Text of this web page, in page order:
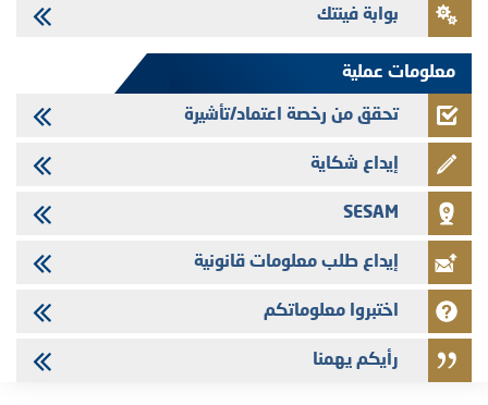
Jaida - التحيين السنوي لملف المعلومات المتعلق ببرنامج إصدار سندات
بوابة فينتك
معلومات عملية
تحقق من رخصة اعتماد/تأشيرة
إيداع شكاية
SESAM
إيداع طلب معلومات قانونية
اختبروا معلوماتكم
رأيكم يهمنا